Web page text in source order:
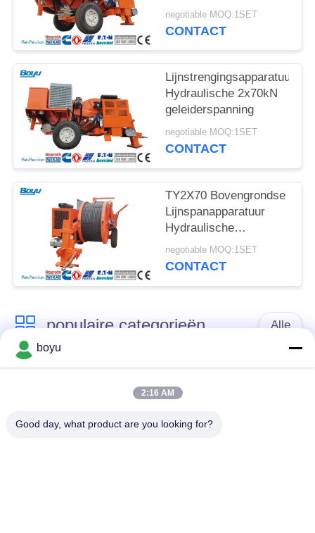
spanning 2x70kN
Hydraulische
negotiable MOQ:1SET
CONTACT
Lijnstrengingsapparatuur
Hydraulische 2x70kN
geleiderspanning
negotiable MOQ:1SET
CONTACT
TY2X70 Bovengrondse
Lijnspanapparatuur
Hydraulische
Krachtspanner
negotiable MOQ:1SET
CONTACT
populaire categorieën Alle
transmissielijn die
Luchtlijn die Materiaal
vastbinden
spanning die
De antikabel van de
boyu
2:16 AM
Good day, what product are you looking for?